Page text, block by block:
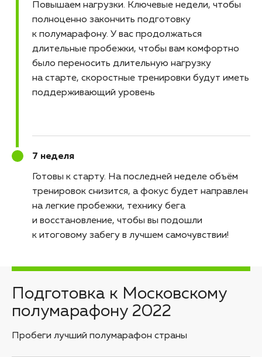
Повышаем нагрузки Ключевые недели, чтобы
полноценно закончить подготовку
к полумарафону. У вас продолжаться
длительные пробежки, чтобы вам комфортно
было переносить длительную нагрузку
на старте, скоростные тренировки будут иметь
поддерживающий уровень
7 неделя
Готовы к старту На последней неделе объём
тренировок снизится, а фокус будет направлен
на легкие пробежки, технику бега
и восстановление, чтобы вы подошли
к итоговому забегу в лучшем самочувствии!
Подготовка к Московскому
полумарафону 2022
Пробеги лучший полумарафон страны